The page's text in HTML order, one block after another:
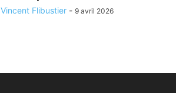
Vincent Flibustier - 9 avril 2026